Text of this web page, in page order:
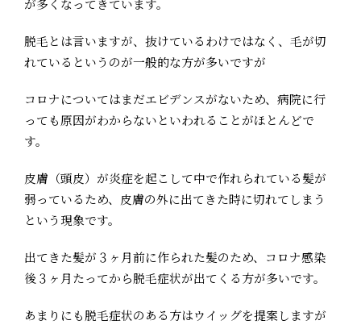
が多くなってきています。
脱毛とは言いますが、抜けているわけではなく、毛が切
れているというのが一般的な方が多いですが
コロナについてはまだエビデンスがないため、病院に行
っても原因がわからないといわれることがほとんどで
す。
皮膚（頭皮）が炎症を起こして中で作れられている髪が
弱っているため、皮膚の外に出てきた時に切れてしまう
という現象です。
出てきた髪が３ヶ月前に作られた髪のため、コロナ感染
後３ヶ月たってから脱毛症状が出てくる方が多いです。
あまりにも脱毛症状のある方はウイッグを提案しますが